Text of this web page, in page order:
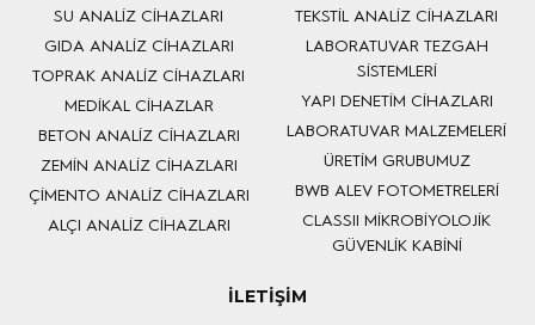
SU ANALİZ CİHAZLARI
GIDA ANALİZ CİHAZLARI
TOPRAK ANALİZ CİHAZLARI
MEDİKAL CİHAZLAR
BETON ANALİZ CİHAZLARI
ZEMİN ANALİZ CİHAZLARI
ÇİMENTO ANALİZ CİHAZLARI
ALÇI ANALİZ CİHAZLARI
TEKSTİL ANALİZ CİHAZLARI
LABORATUVAR TEZGAH
SİSTEMLERİ
YAPI DENETİM CİHAZLARI
LABORATUVAR MALZEMELERİ
ÜRETİM GRUBUMUZ
BWB ALEV FOTOMETRELERİ
CLASSII MİKROBİYOLOJİK
GÜVENLİK KABİNİ
İLETİŞİM